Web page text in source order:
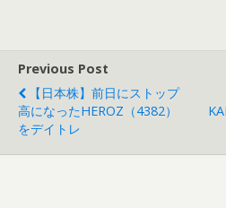
Previous Post
【日本株】前日にストップ
高になったHEROZ（4382）
をデイトレ